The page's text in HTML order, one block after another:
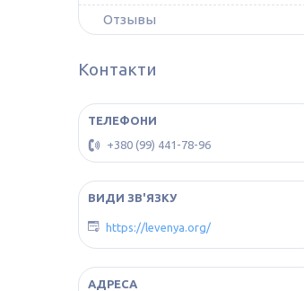
Отзывы
Контакти
+380 (99) 441-78-96
https://levenya.org/